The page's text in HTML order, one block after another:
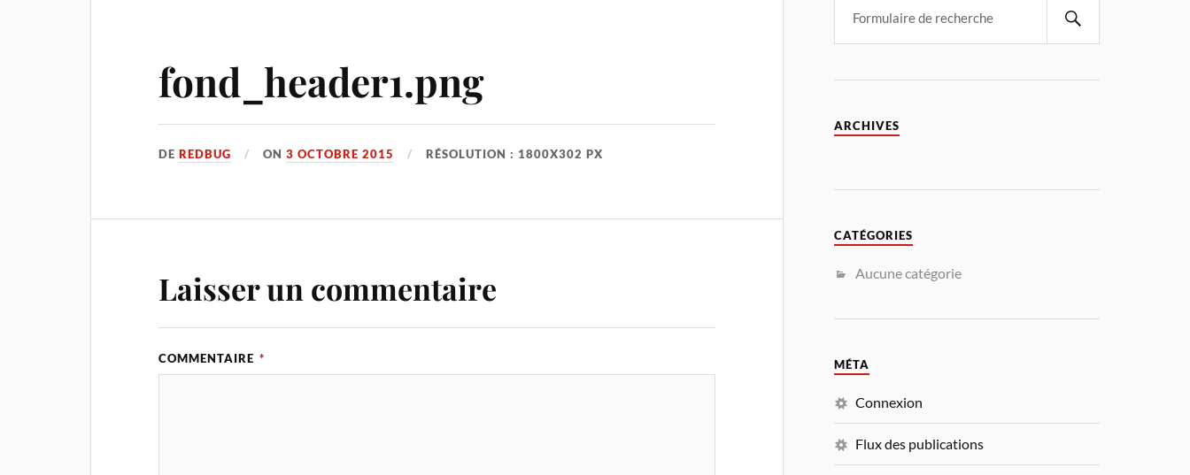
fond_header1.png
DEREDBUG ON3 OCTOBRE 2015 RÉSOLUTION : 1800X302 PX
Laisser un commentaire
COMMENTAIRE *
ARCHIVES
CATÉGORIES
Aucune catégorie
MÉTA
Connexion
Flux des publications